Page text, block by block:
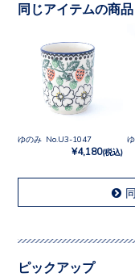
同じアイテムの商品
ゆのみ No.U3-1047
¥4,180(税込)
ピックアップ